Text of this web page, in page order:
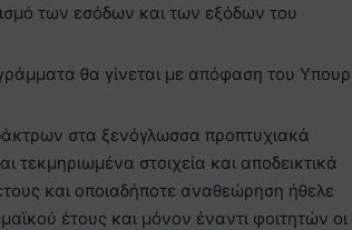
των εσόδων και των εξόδων του
θα γίνεται με απόφαση του
στα ξενόγλωσσα προπτυχιακά
τεκμηριωμένα στοιχεία και αποδεικτικά
και οποιαδήποτε αναθεώρηση ήθελε
έτους και μόνον έναντι φοιτητών οι